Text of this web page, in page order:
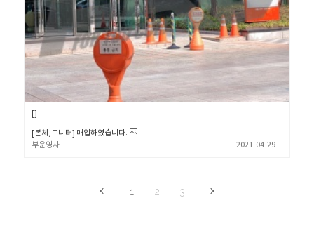
[본체,모니터] 매입하였습니다.
부운영자
2021-04-29
1 2 3